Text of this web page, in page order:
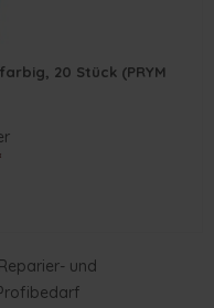
20 Stück (PRYM
und